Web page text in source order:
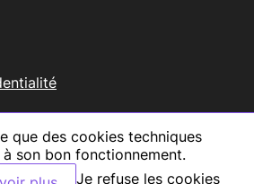
que des cookies techniques
à son bon fonctionnement.
Je refuse les cookies
une mairie ?
RDV360